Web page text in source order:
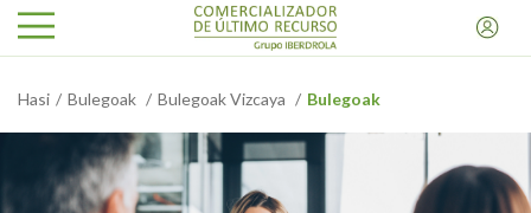
Hasi Bulegoak Bulegoak Vizcaya Bulegoak